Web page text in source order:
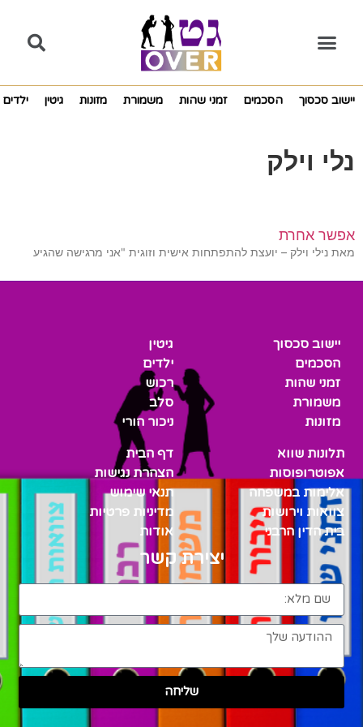
יישוב סכסוך הסכמים זמני שהות משמורת מזונות גיטין ילדים
נלי וילק
אפשר אחרת
מאת נילי וילק – יועצת להתפתחות אישית וזוגית "אני מרגישה שהגיע
יישוב סכסוך
הסכמים
זמני שהות
משמורת
מזונות
גיטין
ילדים
רכוש
סלב
ניכור הורי
תלונות שווא
אפוטרופוסות
אלימות במשפחה
צוואות וירושות
בית הדין הרבני
דף הבית
הצהרת נגישות
תנאי שימוש
מדיניות פרטיות
אודות
יצירת קשר
שליחה